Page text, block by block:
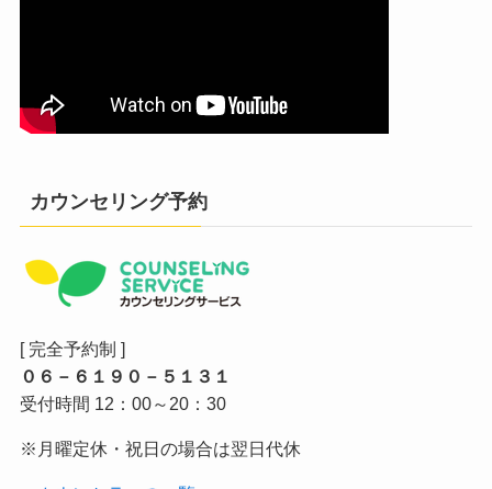
カウンセリング予約
[ 完全予約制 ]
０６－６１９０－５１３１
受付時間 12：00～20：30
※月曜定休・祝日の場合は翌日代休